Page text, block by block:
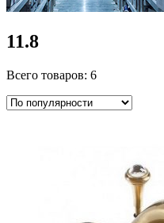
11.8
Всего товаров: 6